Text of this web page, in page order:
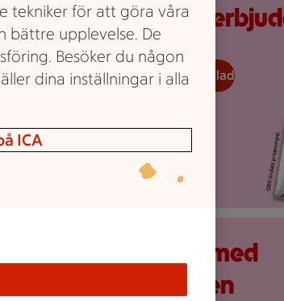
veckans
Veckans reklamblad
Mobilskärm visar appen
Håll koll med
ICA-appen
tekniker för att göra våra
bättre upplevelse. De
Besöker du någon
dina inställningar i alla
ICA